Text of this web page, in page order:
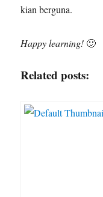
kian berguna.
Happy learning! 🙂
Related posts: